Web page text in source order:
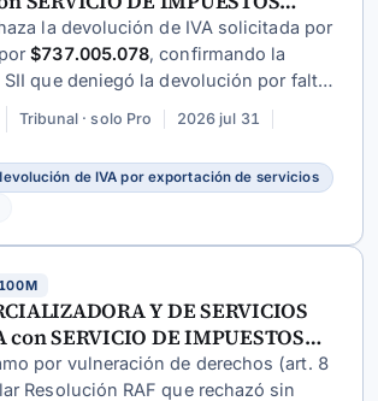
la devolución de IVA solicitada por
$737.005.078, confirmando la
que deniegó la devolución por falta
de que los servicios prestados
de exportación según la
y tributaria.
Tribunal · solo Pro
2026 jul 31
de IVA por exportación de servicios
Y DE SERVICIOS
con SERVICIO DE IMPUESTOS
por vulneración de derechos (art. 8
Resolución RAF que rechazó sin